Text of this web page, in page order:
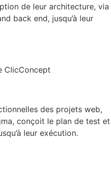
de leur architecture, via
back end, jusqu’à leur
des projets web,
conçoit le plan de test et
leur exécution.